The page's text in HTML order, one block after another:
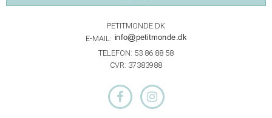
PETITMONDE.DK
E-MAIL:
TELEFON: 53 86 88 58
CVR: 37383988